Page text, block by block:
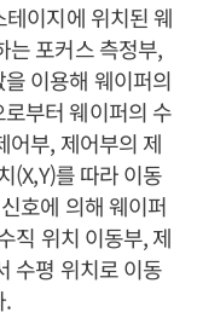
이지에 위치된 웨
는 포커스 측정부,
이용해 웨이퍼의
부터 웨이퍼의 수
어부, 제어부의 제
(X,Y)를 따라 이동
호에 의해 웨이퍼
직 위치 이동부, 제
수평 위치로 이동
.